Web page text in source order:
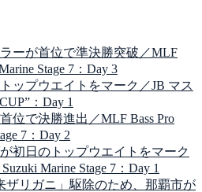
ーが首位で準決勝突破／MLF
Stage 7：Day 3
ップウエイトをマーク／JB マス
：Day 1
位で決勝進出／MLF Bass Pro
7：Day 2
初日のトップウエイトをマーク
Marine Stage 7：Day 1
ザリガニ」駆除のため、那覇市が